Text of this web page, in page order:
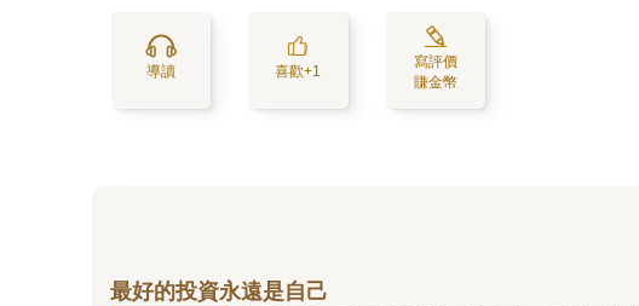
導讀 喜歡+1
寫評價
賺金幣
最好的投資永遠是自己